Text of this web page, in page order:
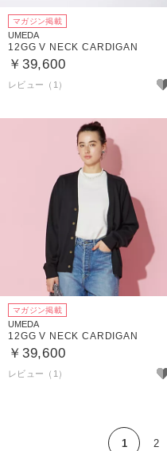
マガジン掲載
UMEDA
12GG V NECK CARDIGAN
￥39,600
レビュー（1）
マガジン掲載
UMEDA
12GG V NECK CARDIGAN
￥39,600
レビュー（1）
1 2